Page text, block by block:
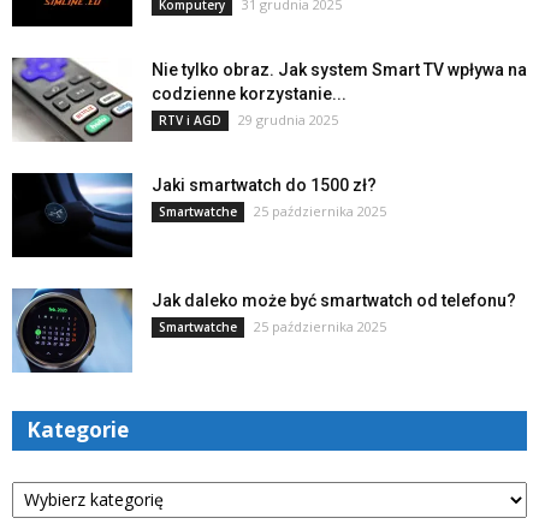
Komputery 31 grudnia 2025
Nie tylko obraz. Jak system Smart TV wpływa na
codzienne korzystanie...
RTV i AGD 29 grudnia 2025
Jaki smartwatch do 1500 zł?
Smartwatche 25 października 2025
Jak daleko może być smartwatch od telefonu?
Smartwatche 25 października 2025
Kategorie
Kategorie